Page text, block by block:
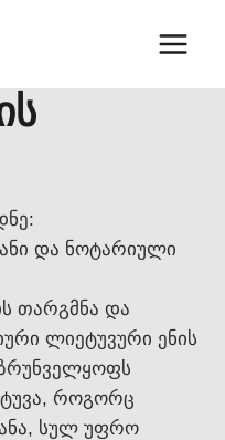
და ნოტარიული
თარგმნა და
ლიეტუვური ენის
როგორც
სულ უფრო